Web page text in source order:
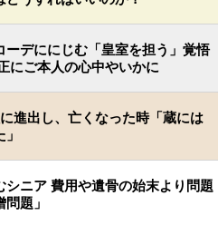
ーデににじむ「皇室を担う」覚悟
にご本人の心中やいかに
進出し、亡くなった時「蔵には
シニア 費用や遺骨の始末より問題
題」